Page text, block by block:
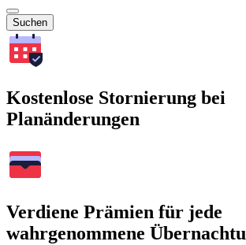
Suchen
Kostenlose Stornierung bei
Planänderungen
Verdiene Prämien für jede
wahrgenommene